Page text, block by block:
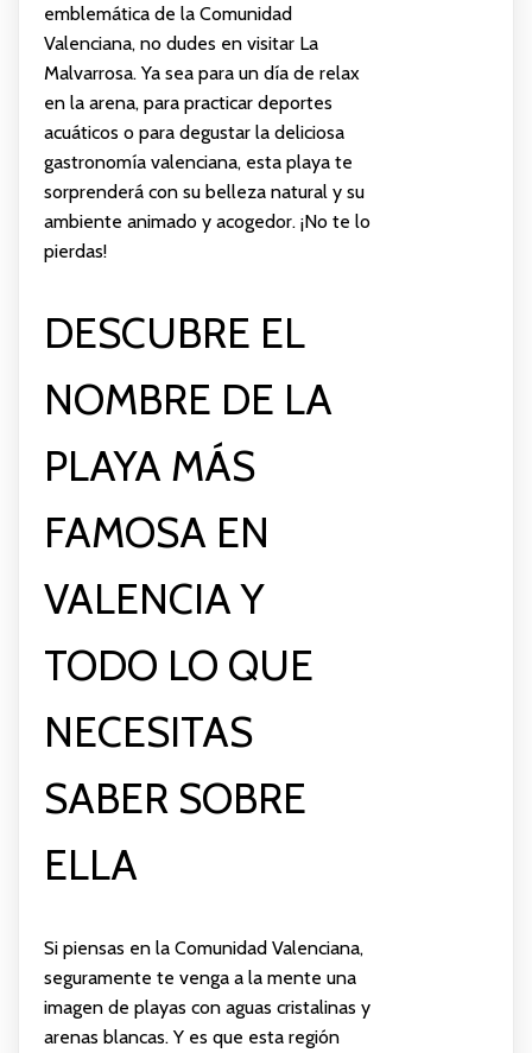
emblemática de la Comunidad
Valenciana, no dudes en visitar La
Malvarrosa. Ya sea para un día de relax
en la arena, para practicar deportes
acuáticos o para degustar la deliciosa
gastronomía valenciana, esta playa te
sorprenderá con su belleza natural y su
ambiente animado y acogedor. ¡No te lo
pierdas!
DESCUBRE EL
NOMBRE DE LA
PLAYA MÁS
FAMOSA EN
VALENCIA Y
TODO LO QUE
NECESITAS
SABER SOBRE
ELLA
Si piensas en la Comunidad Valenciana,
seguramente te venga a la mente una
imagen de playas con aguas cristalinas y
arenas blancas. Y es que esta región